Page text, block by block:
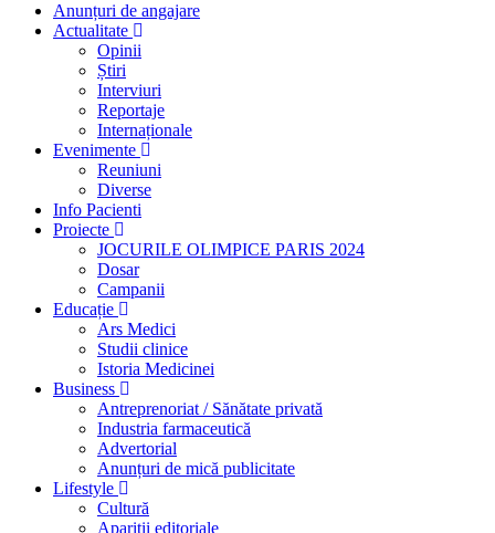
Anunțuri de angajare
Actualitate
Opinii
Știri
Interviuri
Reportaje
Internaționale
Evenimente
Reuniuni
Diverse
Info Pacienti
Proiecte
JOCURILE OLIMPICE PARIS 2024
Dosar
Campanii
Educație
Ars Medici
Studii clinice
Istoria Medicinei
Business
Antreprenoriat / Sănătate privată
Industria farmaceutică
Advertorial
Anunțuri de mică publicitate
Lifestyle
Cultură
Apariții editoriale